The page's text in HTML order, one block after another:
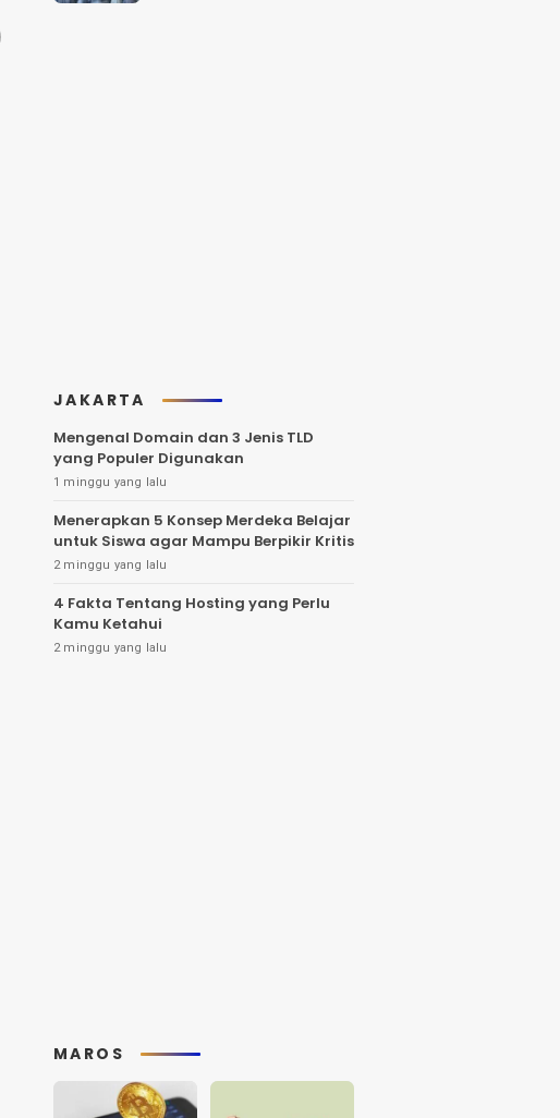
JAKARTA
Mengenal Domain dan 3 Jenis TLD
yang Populer Digunakan
1 minggu yang lalu
Menerapkan 5 Konsep Merdeka Belajar
untuk Siswa agar Mampu Berpikir Kritis
2 minggu yang lalu
4 Fakta Tentang Hosting yang Perlu
Kamu Ketahui
2 minggu yang lalu
MAROS